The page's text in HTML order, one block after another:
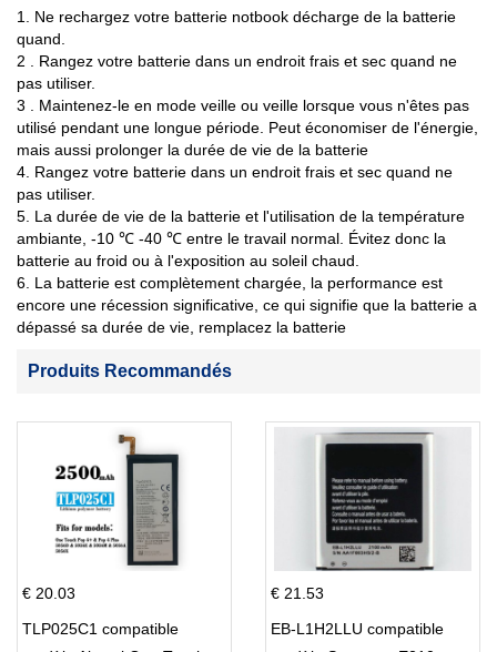
1. Ne rechargez votre batterie notbook décharge de la batterie
quand.
2 . Rangez votre batterie dans un endroit frais et sec quand ne
pas utiliser.
3 . Maintenez-le en mode veille ou veille lorsque vous n'êtes pas
utilisé pendant une longue période. Peut économiser de l'énergie,
mais aussi prolonger la durée de vie de la batterie
4. Rangez votre batterie dans un endroit frais et sec quand ne
pas utiliser.
5. La durée de vie de la batterie et l'utilisation de la température
ambiante, -10 ℃ -40 ℃ entre le travail normal. Évitez donc la
batterie au froid ou à l'exposition au soleil chaud.
6. La batterie est complètement chargée, la performance est
encore une récession significative, ce qui signifie que la batterie a
dépassé sa durée de vie, remplacez la batterie
Produits Recommandés
€ 20.03
TLP025C1 compatible
€ 21.53
EB-L1H2LLU compatible